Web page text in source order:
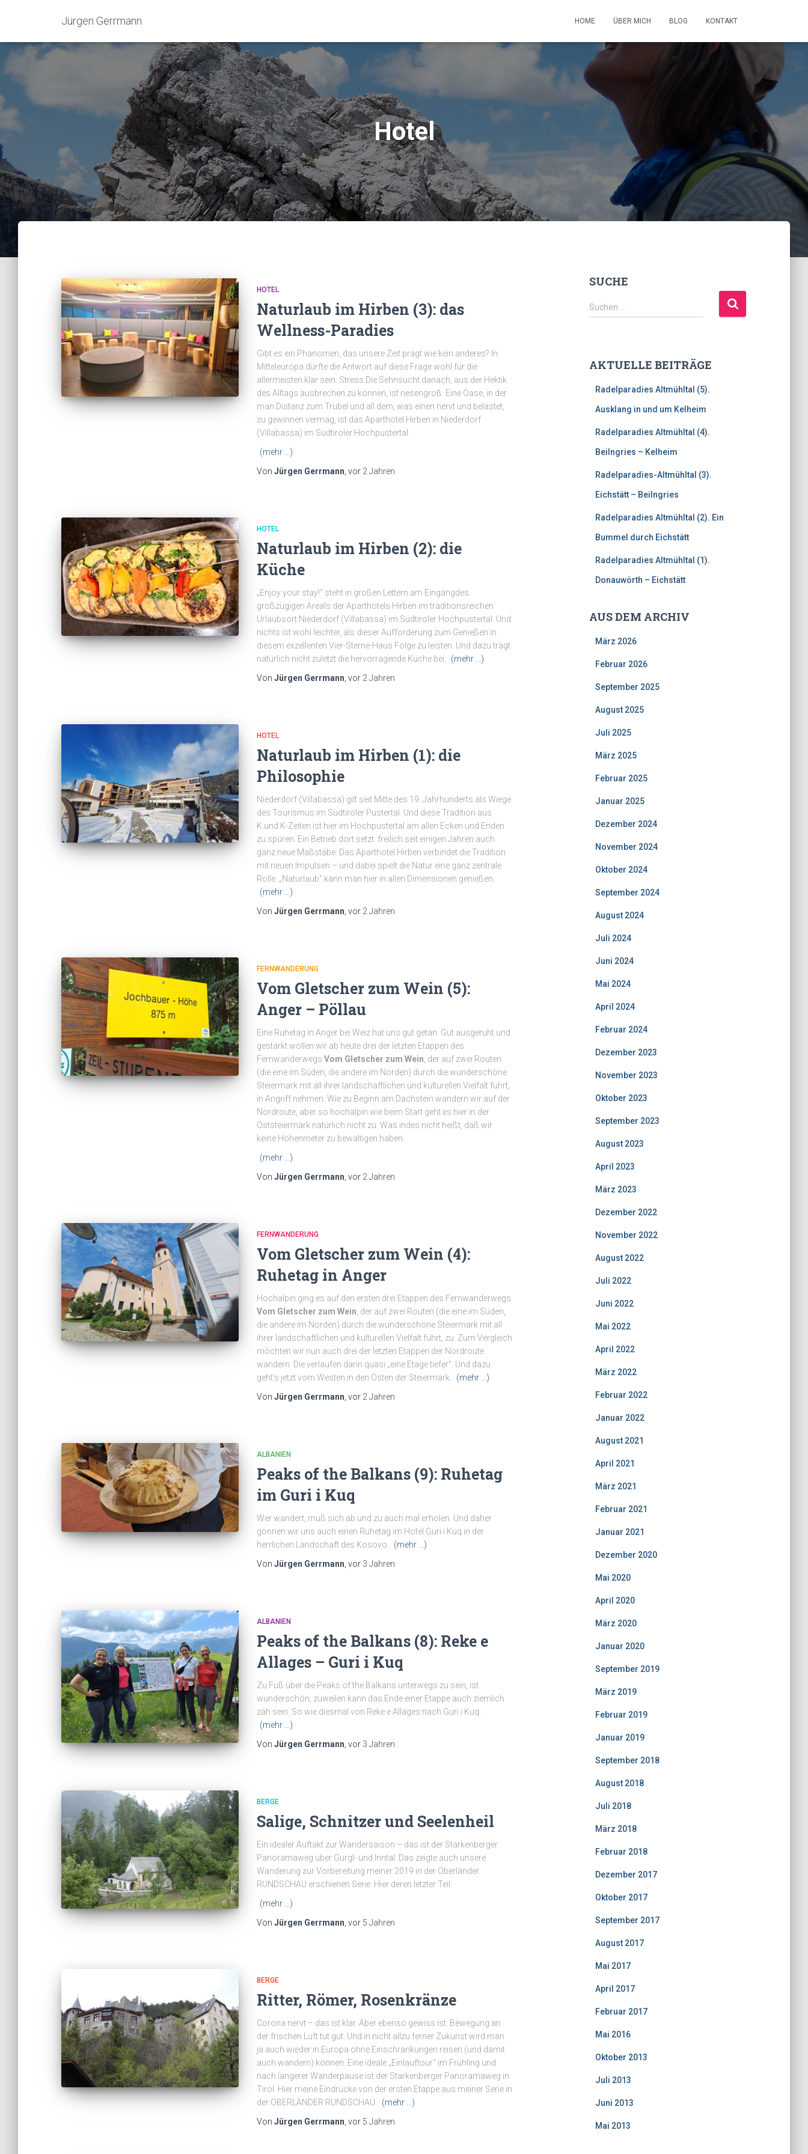
Jürgen Gerrmann HOME ÜBER MICH BLOG KONTAKT
Hotel
HOTEL
Naturlaub im Hirben (3): das
Wellness-Paradies
Gibt es ein Phänomen, das unsere Zeit prägt wie kein anderes? In
Mitteleuropa dürfte die Antwort auf diese Frage wohl für die
allermeisten klar sein: Stress.Die Sehnsucht danach, aus der Hektik
des Alltags ausbrechen zu können, ist riesengroß. Eine Oase, in der
man Distanz zum Trubel und all dem, was einen nervt und belastet,
zu gewinnen vermag, ist das Aparthotel Hirben in Niederdorf
(Villabassa) im Südtiroler Hochpustertal.
(mehr …)
Von Jürgen Gerrmann , vor 2 Jahren
HOTEL
Naturlaub im Hirben (2): die
Küche
„Enjoy your stay!“ steht in großen Lettern am Eingangdes
großzügigen Areals der Aparthotels Hirben im traditionsreichen
Urlaubsort Niederdorf (Villabassa) im Südtiroler Hochpustertal. Und
nichts ist wohl leichter, als dieser Aufforderung zum Genießen in
diesem exzellenten Vier-Sterne-Haus Folge zu leisten. Und dazu trägt
natürlich nicht zuletzt die hervorragende Küche bei.
(mehr …)
Von Jürgen Gerrmann , vor 2 Jahren
HOTEL
Naturlaub im Hirben (1): die
Philosophie
Niederdorf (Villabassa) gilt seit Mitte des 19. Jahrhunderts als Wiege
des Tourismus im Südtiroler Pustertal. Und diese Tradition aus
K.und K-Zeiten ist hier im Hochpustertal am allen Ecken und Enden
zu spüren. Ein Betrieb dort setzt freilich seit einigen Jahren auch
ganz neue Maßstäbe: Das Aparthotel Hirben verbindet die Tradition
mit neuen Impulsen – und dabei spielt die Natur eine ganz zentrale
Rolle. „Naturlaub“ kann man hier in allen Dimensionen genießen.
(mehr …)
Von Jürgen Gerrmann , vor 2 Jahren
FERNWANDERUNG
Vom Gletscher zum Wein (5):
Anger – Pöllau
Eine Ruhetag in Anger bei Weiz hat uns gut getan. Gut ausgeruht und
gestärkt wollen wir ab heute drei der letzten Etappen des
Fernwanderwegs Vom Gletscher zum Wein der auf zwei Routen
(die eine im Süden, die andere im Norden) durch die wunderschöne
Steiermark mit all ihrer landschaftlichen und kulturellen Vielfalt führt,
in Angriff nehmen. Wie zu Beginn am Dachstein wandern wir auf der
Nordroute, aber so hochalpin wie beim Start geht es hier in der
Oststeiermark natürlich nicht zu. Was indes nicht heißt, daß wir
keine Höhenmeter zu bewältigen haben.
(mehr …)
Von Jürgen Gerrmann , vor 2 Jahren
FERNWANDERUNG
Vom Gletscher zum Wein (4):
Ruhetag in Anger
Hochalpin ging es auf den ersten drei Etappen des Fernwanderwegs
Vom Gletscher zum Wein , der auf zwei Routen (die eine im Süden,
die andere im Norden) durch die wunderschöne Steiermark mit all
ihrer landschaftlichen und kulturellen Vielfalt führt, zu. Zum Vergleich
möchten wir nun auch drei der letzten Etappen der Nordroute
wandern. Die verlaufen dann quasi „eine Etage tiefer“. Und dazu
geht’s jetzt vom Westen in den Osten der Steiermark.
(mehr …)
Von Jürgen Gerrmann , vor 2 Jahren
ALBANIEN
Peaks of the Balkans (9): Ruhetag
im Guri i Kuq
Wer wandert, muß sich ab und zu auch mal erholen. Und daher
gönnen wir uns auch einen Ruhetag im Hotel Guri i Kuq in der
herrlichen Landschaft des Kosovo.
(mehr …)
Von Jürgen Gerrmann , vor 3 Jahren
ALBANIEN
Peaks of the Balkans (8): Reke e
Allages – Guri i Kuq
Zu Fuß über die Peaks of the Balkans unterwegs zu sein, ist
wunderschön, zuweilen kann das Ende einer Etappe auch ziemlich
zäh sein. So wie diesmal von Reke e Allages nach Guri i Kuq.
(mehr …)
Von Jürgen Gerrmann , vor 3 Jahren
BERGE
Salige, Schnitzer und Seelenheil
Ein idealer Auftakt zur Wandersaison – das ist der Starkenberger
Panoramaweg über Gurgl- und Inntal. Das zeigte auch unsere
Wanderung zur Vorbereitung meiner 2019 in der Oberländer
RUNDSCHAU erschienen Serie. Hier deren letzter Teil:
(mehr …)
Von Jürgen Gerrmann , vor 5 Jahren
BERGE
Ritter, Römer, Rosenkränze
Corona nervt – das ist klar. Aber ebenso gewiss ist: Bewegung an
der frischen Luft tut gut. Und in nicht allzu ferner Zukunst wird man
ja auch wieder in Europa ohne Einschränkungen reisen (und damit
auch wandern) können. Eine ideale „Einlauftour“ im Frühling und
nach längerer Wanderpause ist der Starkenberger Panoramaweg in
Tirol. Hier meine Eindrücke von der ersten Etappe aus meiner Serie in
der OBERLÄNDER RUNDSCHAU.
(mehr …)
Von Jürgen Gerrmann , vor 5 Jahren
SUCHE
S
u
n
Suchen …
AKTUELLE BEITRÄGE
Radelparadies Altmühltal (5).
Ausklang in und um Kelheim
Radelparadies Altmühltal (4).
Beilngries – Kelheim
Radelparadies-Altmühltal (3).
Eichstätt – Beilngries
Radelparadies Altmühltal (2). Ein
Bummel durch Eichstätt
Radelparadies Altmühltal (1).
Donauwörth – Eichstätt
AUS DEM ARCHIV
März 2026
Februar 2026
September 2025
August 2025
Juli 2025
März 2025
Februar 2025
Januar 2025
Dezember 2024
November 2024
Oktober 2024
September 2024
August 2024
Juli 2024
Juni 2024
Mai 2024
April 2024
Februar 2024
Dezember 2023
November 2023
Oktober 2023
September 2023
August 2023
April 2023
März 2023
Dezember 2022
November 2022
August 2022
Juli 2022
Juni 2022
Mai 2022
April 2022
März 2022
Februar 2022
Januar 2022
August 2021
April 2021
März 2021
Februar 2021
Januar 2021
Dezember 2020
Mai 2020
April 2020
März 2020
Januar 2020
September 2019
März 2019
Februar 2019
Januar 2019
September 2018
August 2018
Juli 2018
März 2018
Februar 2018
Dezember 2017
Oktober 2017
September 2017
August 2017
Mai 2017
April 2017
Februar 2017
Mai 2016
Oktober 2013
Juli 2013
Juni 2013
Mai 2013